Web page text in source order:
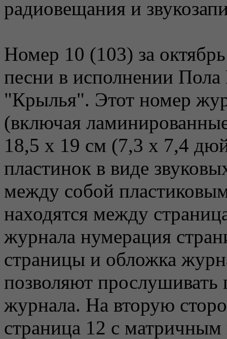
радиовещания и
Номер 10 (103) за
песни в исполнении
"Крылья". Этот номер
(включая
18,5 х 19 см (7,3 х 7,4
пластинок в виде
между собой
находятся между
журнала нумерация
страницы и обложка
позволяют прослушивать
журнала. На вторую
страница 12 с